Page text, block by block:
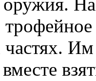
оружия.
частях.